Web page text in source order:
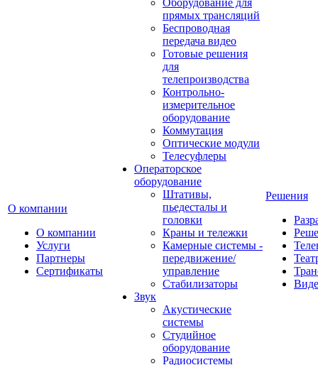
О компании
О компании
Услуги
Партнеры
Сертификаты
Оборудование для
прямых трансляций
Беспроводная
передача видео
Готовые решения
для
телепроизводства
Контрольно-
измерительное
оборудование
Коммутация
Оптические модули
Телесуфлеры
Операторское
оборудование
Штативы,
пьедесталы и
головки
Краны и тележки
Камерные системы -
передвижение/
управление
Стабилизаторы
Звук
Акустические
системы
Студийное
оборудование
Радиосистемы
Решения